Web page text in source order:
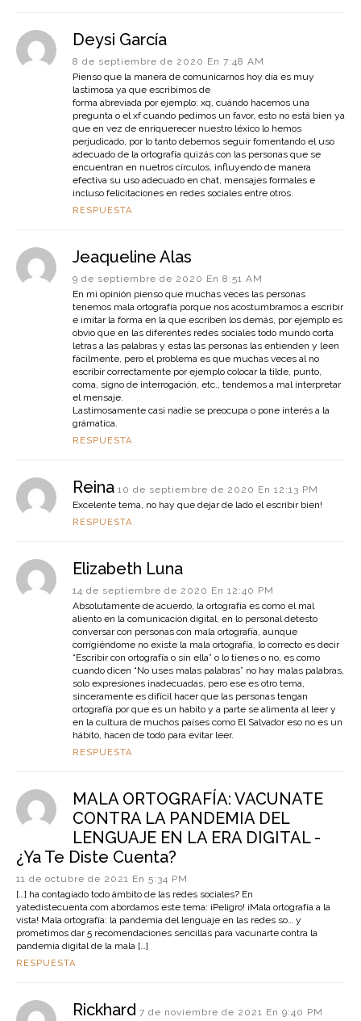
Deysi García
8 de septiembre de 2020 En 7:48 AM
Pienso que la manera de comunicarnos hoy día es muy
lastimosa ya que escribimos de
forma abreviada por ejemplo: xq, cuándo hacemos una
pregunta o el xf cuando pedimos un favor, esto no está bien ya
que en vez de enriquerecer nuestro léxico lo hemos
perjudicado, por lo tanto debemos seguir fomentando el uso
adecuado de la ortografía quizás con las personas que se
encuentran en nuetros círculos, influyendo de manera
efectiva su uso adecuado en chat, mensajes formales e
incluso felicitaciones en redes sociales entre otros.
RESPUESTA
Jeaqueline Alas
9 de septiembre de 2020 En 8:51 AM
En mi opinión pienso que muchas veces las personas
tenemos mala ortografía porque nos acostumbramos a escribir
e imitar la forma en la que escriben los demás, por ejemplo es
obvio que en las diferentes redes sociales todo mundo corta
letras a las palabras y estas las personas las entienden y leen
fácilmente, pero el problema es que muchas veces al no
escribir correctamente por ejemplo colocar la tilde, punto,
coma, signo de interrogación, etc., tendemos a mal interpretar
el mensaje.
Lastimosamente casi nadie se preocupa o pone interés a la
grámatica.
RESPUESTA
Reina 10 de septiembre de 2020 En 12:13 PM
Excelente tema, no hay que dejar de lado el escribir bien!
RESPUESTA
Elizabeth Luna
14 de septiembre de 2020 En 12:40 PM
Absolutamente de acuerdo, la ortografía es como el mal
aliento en la comunicación digital, en lo personal detesto
conversar con personas con mala ortografía, aunque
corrigiéndome no existe la mala ortografía, lo correcto es decir
“Escribir con ortografía o sin ella” o lo tienes o no, es como
cuando dicen “No uses malas palabras” no hay malas palabras,
solo expresiones inadecuadas, pero ese es otro tema,
sinceramente es difícil hacer que las personas tengan
ortografía por que es un habito y a parte se alimenta al leer y
en la cultura de muchos países como El Salvador eso no es un
hábito, hacen de todo para evitar leer.
RESPUESTA
MALA ORTOGRAFÍA: VACUNATE
CONTRA LA PANDEMIA DEL
LENGUAJE EN LA ERA DIGITAL -
¿Ya Te Diste Cuenta?
11 de octubre de 2021 En 5:34 PM
[…] ha contagiado todo ámbito de las redes sociales? En
yatedistecuenta.com abordamos este tema: ¡Peligro! ¡Mala ortografía a la
vista! Mala ortografía: la pandemia del lenguaje en las redes so… y
prometimos dar 5 recomendaciones sencillas para vacunarte contra la
pandemia digital de la mala […]
RESPUESTA
Rickhard 7 de noviembre de 2021 En 9:40 PM